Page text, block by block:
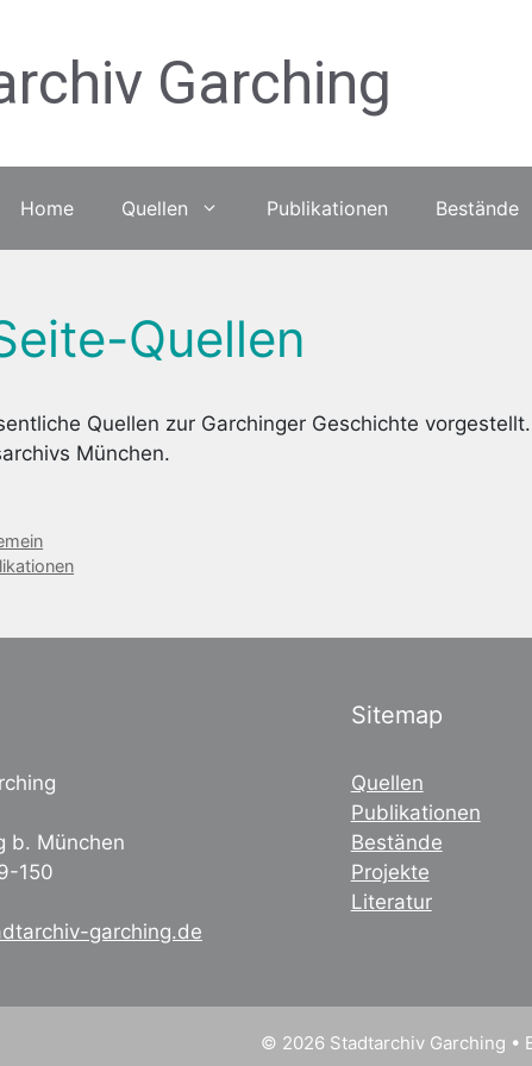
Garching
Home Quellen Publikationen Bestände
Quellen
Quellen zur Garchinger Geschichte
München.
b. München
150
garching.de
Sitemap
Quellen
Publikationen
Bestände
Projekte
Literatur
© 2026 Stadtarchiv Garching •